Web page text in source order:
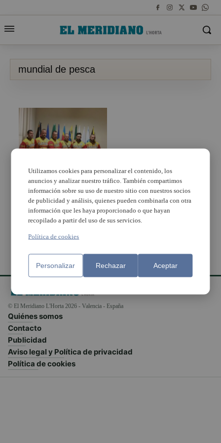
mundial de pesca
Un torrentino
representa a España en
el mundial de pesca de
Black Bass
© El Meridiano L'Horta 2026 - Valencia - España
Quiénes somos
Contacto
Publicidad
Aviso legal y Política de privacidad
Política de cookies
Utilizamos cookies para personalizar el contenido, los
anuncios y analizar nuestro tráfico. También compartimos
información sobre su uso de nuestro sitio con nuestros socios
de publicidad y análisis, quienes pueden combinarla con otra
información que les haya proporcionado o que hayan
recopilado a partir del uso de sus servicios.
Política de cookies
Personalizar Rechazar Aceptar